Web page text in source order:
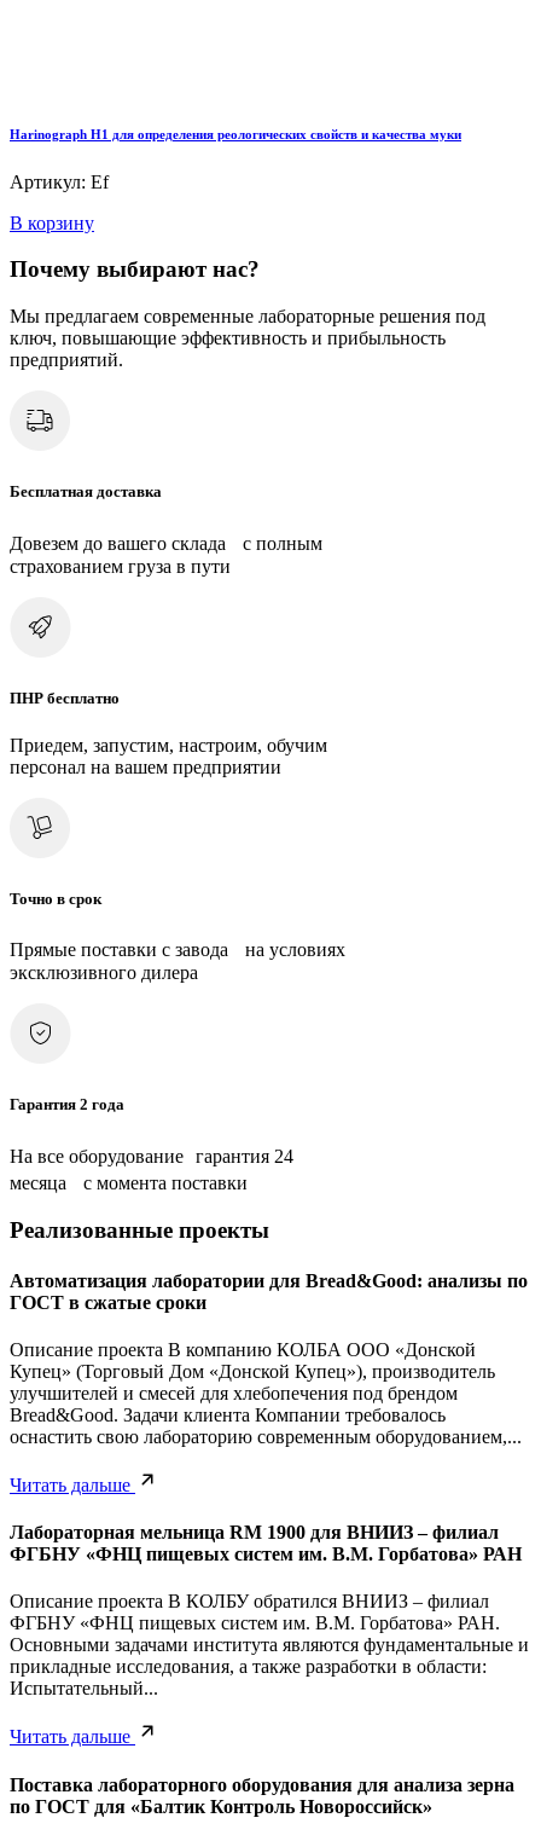
Harinograph Н1 для определения реологических свойств и качества муки
Артикул: Ef
В корзину
Почему выбирают нас?
Мы предлагаем современные лабораторные решения под
ключ, повышающие эффективность и прибыльность
предприятий.
Бесплатная доставка
Довезем до вашего склада с полным
страхованием груза в пути
ПНР бесплатно
Приедем, запустим, настроим, обучим
персонал на вашем предприятии
Точно в срок
Прямые поставки с завода на условиях
эксклюзивного дилера
Гарантия 2 года
На все оборудование гарантия 24
месяца с момента поставки
Реализованные проекты
Автоматизация лаборатории для Bread&Good: анализы по
ГОСТ в сжатые сроки
Описание проекта В компанию КОЛБА ООО «Донской
Купец» (Торговый Дом «Донской Купец»), производитель
улучшителей и смесей для хлебопечения под брендом
Bread&Good. Задачи клиента Компании требовалось
оснастить свою лабораторию современным оборудованием,...
Читать дальше
Лабораторная мельница RM 1900 для ВНИИЗ – филиал
ФГБНУ «ФНЦ пищевых систем им. В.М. Горбатова» РАН
Описание проекта В КОЛБУ обратился ВНИИЗ – филиал
ФГБНУ «ФНЦ пищевых систем им. В.М. Горбатова» РАН.
Основными задачами института являются фундаментальные и
прикладные исследования, а также разработки в области:
Испытательный...
Читать дальше
Поставка лабораторного оборудования для анализа зерна
по ГОСТ для «Балтик Контроль Новороссийск»